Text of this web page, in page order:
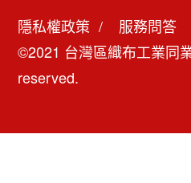
隱私權政策
服務問答
©2021 台灣區織布工業同
reserved.